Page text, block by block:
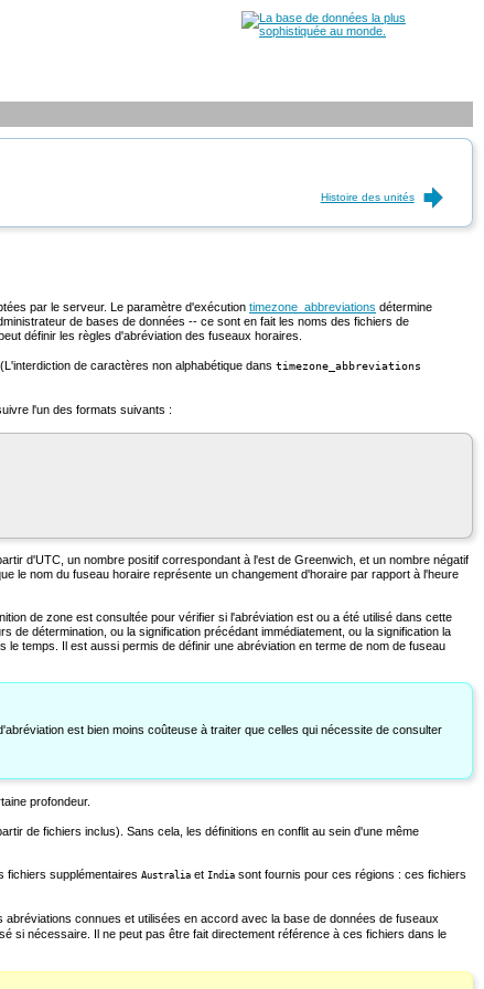
Histoire des unités
par le serveur. Le paramètre d'exécution timezone_abbreviations détermine
de bases de données -- ce sont en fait les noms des fichiers de
définir les règles d'abréviation des fuseaux horaires.
de caractères non alphabétique dans timezone_abbreviations
l'un des formats suivants :
d'UTC, un nombre positif correspondant à l'est de Greenwich, et un nombre négatif
le nom du fuseau horaire représente un changement d'horaire par rapport à l'heure
de zone est consultée pour vérifier si l'abréviation est ou a été utilisé dans cette
détermination, ou la signification précédant immédiatement, ou la signification la
temps. Il est aussi permis de définir une abréviation en terme de nom de fuseau
est bien moins coûteuse à traiter que celles qui nécessite de consulter
profondeur.
de fichiers inclus). Sans cela, les définitions en conflit au sein d'une même
fichiers supplémentaires Australia et India sont fournis pour ces régions : ces fichiers
abréviations connues et utilisées en accord avec la base de données de fuseaux
si nécessaire. Il ne peut pas être fait directement référence à ces fichiers dans le